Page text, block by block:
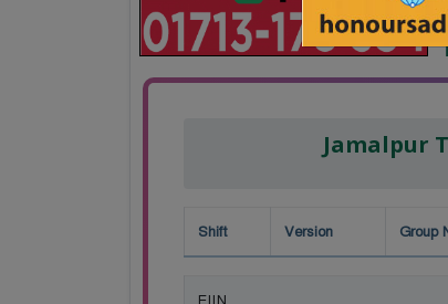
Jamalpur
Shift Version Group